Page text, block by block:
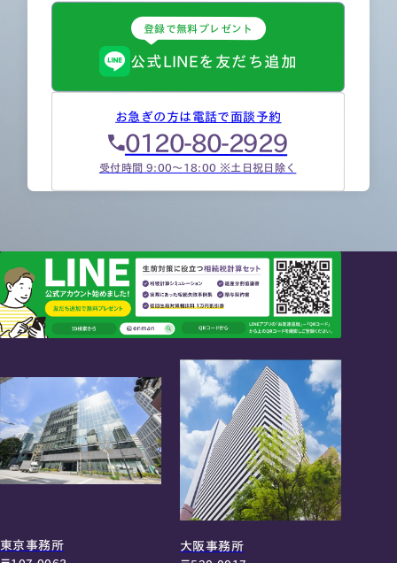
登録で無料プレゼント
公式LINEを友だち追加
お急ぎの方は電話で面談予約
0120-80-2929
受付時間 9:00～18:00 ※土日祝日除く
東京事務所 大阪事務所